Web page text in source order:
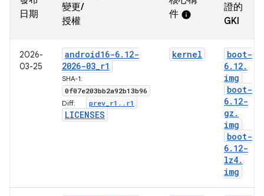
日期
變更/
授權
件 info
證的
GKI
2026-
03-25
android16-6. 12-
2026-03_r1
SHA-1:
0f07e203bb2a92b13b96
Diff: prev r1 . . r1
LICENSES
kernel
boot-
6. 12.
img
boot-
6. 12-
gz .
img
boot-
6. 12-
lz4.
img